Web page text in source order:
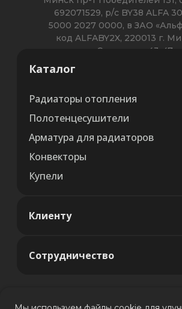
Каталог
Радиаторы отопления
Полотенцесушители
Арматура для радиаторов
Конвекторы
Купели
Клиенту
Сотрудничество